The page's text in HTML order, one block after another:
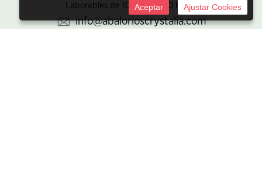
Laborables de 10:00 - 20:00 horas
info@abalorioscrystalia.com
Aceptar Ajustar Cookies